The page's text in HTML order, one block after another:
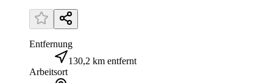
Entfernung
130,2 km entfernt
Arbeitsort